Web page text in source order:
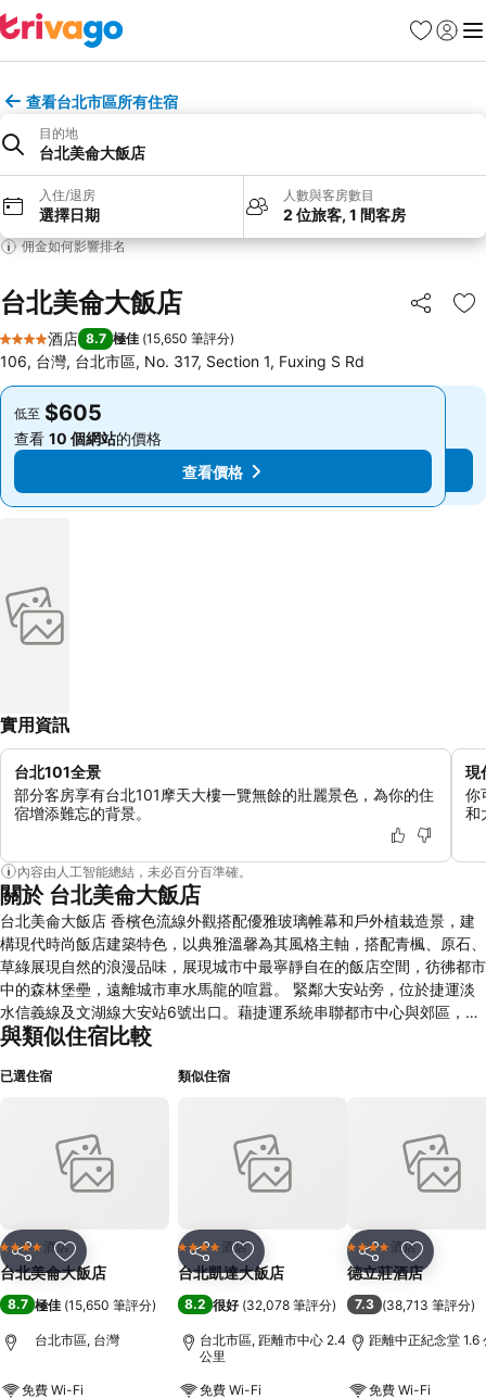
收藏夾
登入 選
查看台北市區所有住宿
目的地
台北美侖大飯店
入住/退房
選擇日期
人數與客房數目
2 位旅客, 1 間客房
佣金如何影響排名
台北美侖大飯店 分享
放
4 星級
酒店 8.7 極佳 (15,650 筆評分)
106, 台灣, 台北市區, No. 317, Section 1, Fuxing S Rd
低至 $605
查看 10 個網站的價格
查看價格
低至 $605
查看 10 個網站的價格
查看價格
實用資訊
台北101全景
部分客房享有台北101摩天大樓一覽無餘的壯麗景色，為你的住
宿增添難忘的背景。
現
你
和
內容由人工智能總結，未必百分百準確。
關於 台北美侖大飯店
台北美侖大飯店 香檳色流線外觀搭配優雅玻璃帷幕和戶外植栽造景，建
構現代時尚飯店建築特色，以典雅溫馨為其風格主軸，搭配青楓、原石、
草綠展現自然的浪漫品味，展現城市中最寧靜自在的飯店空間，彷彿都市
中的森林堡壘，遠離城市車水馬龍的喧囂。 緊鄰大安站旁，位於捷運淡
水信義線及文湖線大安站6號出口。藉捷運系統串聯都市中心與郊區，四
通八達絕佳的地點位置。從台北美侖大飯店出發，最方便最快速到達市區
公和旅遊三種需求。 以『Your Home in Taipei』為概念出發，透過全新
氛下徹底解放身心，感受體貼的服務與最尊貴的禮遇。
與類似住宿比較
已選住宿
分享 放到收藏夾
4 星級 酒店
台北美侖大飯店
8.7 極佳 (15,650 筆評分)
台北市區, 台灣
免費 Wi-Fi
類似住宿
分享 放到收藏夾
4 星級 酒店
台北凱達大飯店
8.2 很好 (32,078 筆評分)
台北市區, 距離市中心 2.4
公里
免費 Wi-Fi
分享 放到收藏
4 星級 酒店
德立莊酒店
7.3 (38,713 筆評分)
距離中正紀念堂 1.6
免費 Wi-Fi